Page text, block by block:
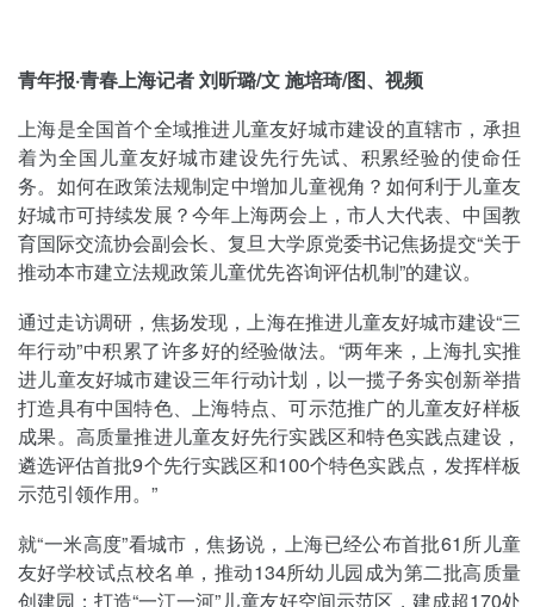
青年报·青春上海记者 刘昕璐/文 施培琦/图、视频
上海是全国首个全域推进儿童友好城市建设的直辖市，承担
着为全国儿童友好城市建设先行先试、积累经验的使命任
务。如何在政策法规制定中增加儿童视角？如何利于儿童友
好城市可持续发展？今年上海两会上，市人大代表、中国教
育国际交流协会副会长、复旦大学原党委书记焦扬提交“关于
推动本市建立法规政策儿童优先咨询评估机制”的建议。
通过走访调研，焦扬发现，上海在推进儿童友好城市建设“三
年行动”中积累了许多好的经验做法。“两年来，上海扎实推
进儿童友好城市建设三年行动计划，以一揽子务实创新举措
打造具有中国特色、上海特点、可示范推广的儿童友好样板
成果。高质量推进儿童友好先行实践区和特色实践点建设，
遴选评估首批9个先行实践区和100个特色实践点，发挥样板
示范引领作用。”
就“一米高度”看城市，焦扬说，上海已经公布首批61所儿童
友好学校试点校名单，推动134所幼儿园成为第二批高质量
创建园；打造“一江一河”儿童友好空间示范区，建成超170处